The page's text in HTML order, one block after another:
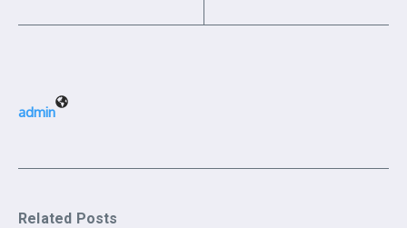
admin
Related Posts